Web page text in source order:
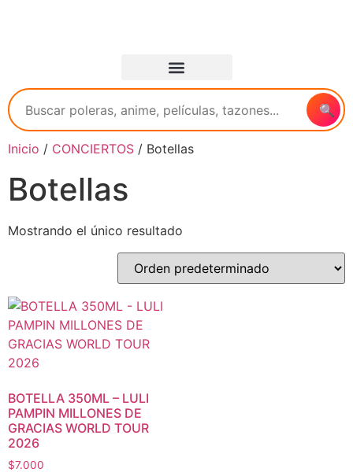
🔍
Inicio / CONCIERTOS / Botellas
Botellas
Mostrando el único resultado
BOTELLA 350ML – LULI
PAMPIN MILLONES DE
GRACIAS WORLD TOUR
2026
$7.000